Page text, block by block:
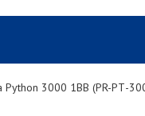
Python 3000 1BB (РR-РТ-